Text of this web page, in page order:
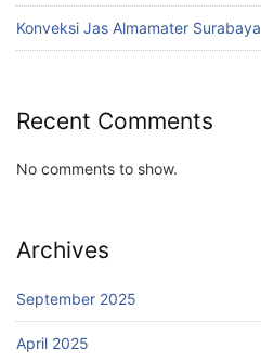
Konveksi Jas Almamater Surabaya
Recent Comments
No comments to show.
Archives
September 2025
April 2025